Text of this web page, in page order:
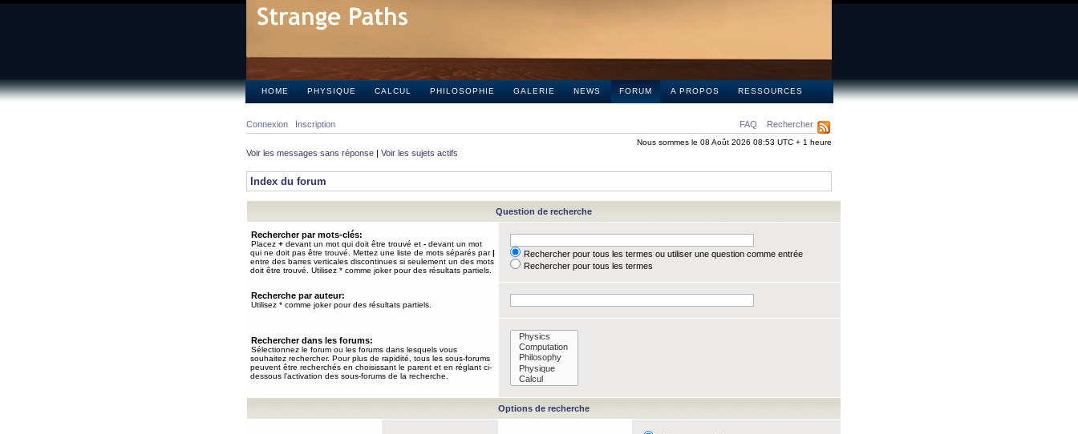
HOME PHYSIQUE CALCUL PHILOSOPHIE GALERIE NEWS FORUM A PROPOS RESSOURCES
FAQ Rechercher
Connexion Inscription
Nous sommes le 08 Août 2026 08:53 UTC + 1 heure
Voir les messages sans réponse | Voir les sujets actifs
Index du forum
Question de recherche
Rechercher par mots-clés:
Placez + devant un mot qui doit être trouvé et - devant un mot
qui ne doit pas être trouvé. Mettez une liste de mots séparés par|
entre des barres verticales discontinues si seulement un des mots
doit être trouvé. Utilisez * comme joker pour des résultats partiels.
Rechercher pour tous les termes ou utiliser une question comme entrée
Rechercher pour tous les termes
Recherche par auteur:
Utilisez * comme joker pour des résultats partiels.
Rechercher dans les forums:
Sélectionnez le forum ou les forums dans lesquels vous
souhaitez rechercher. Pour plus de rapidité, tous les sous-forums
peuvent être recherchés en choisissant le parent et en réglant ci-
dessous l’activation des sous-forums de la recherche.
Options de recherche